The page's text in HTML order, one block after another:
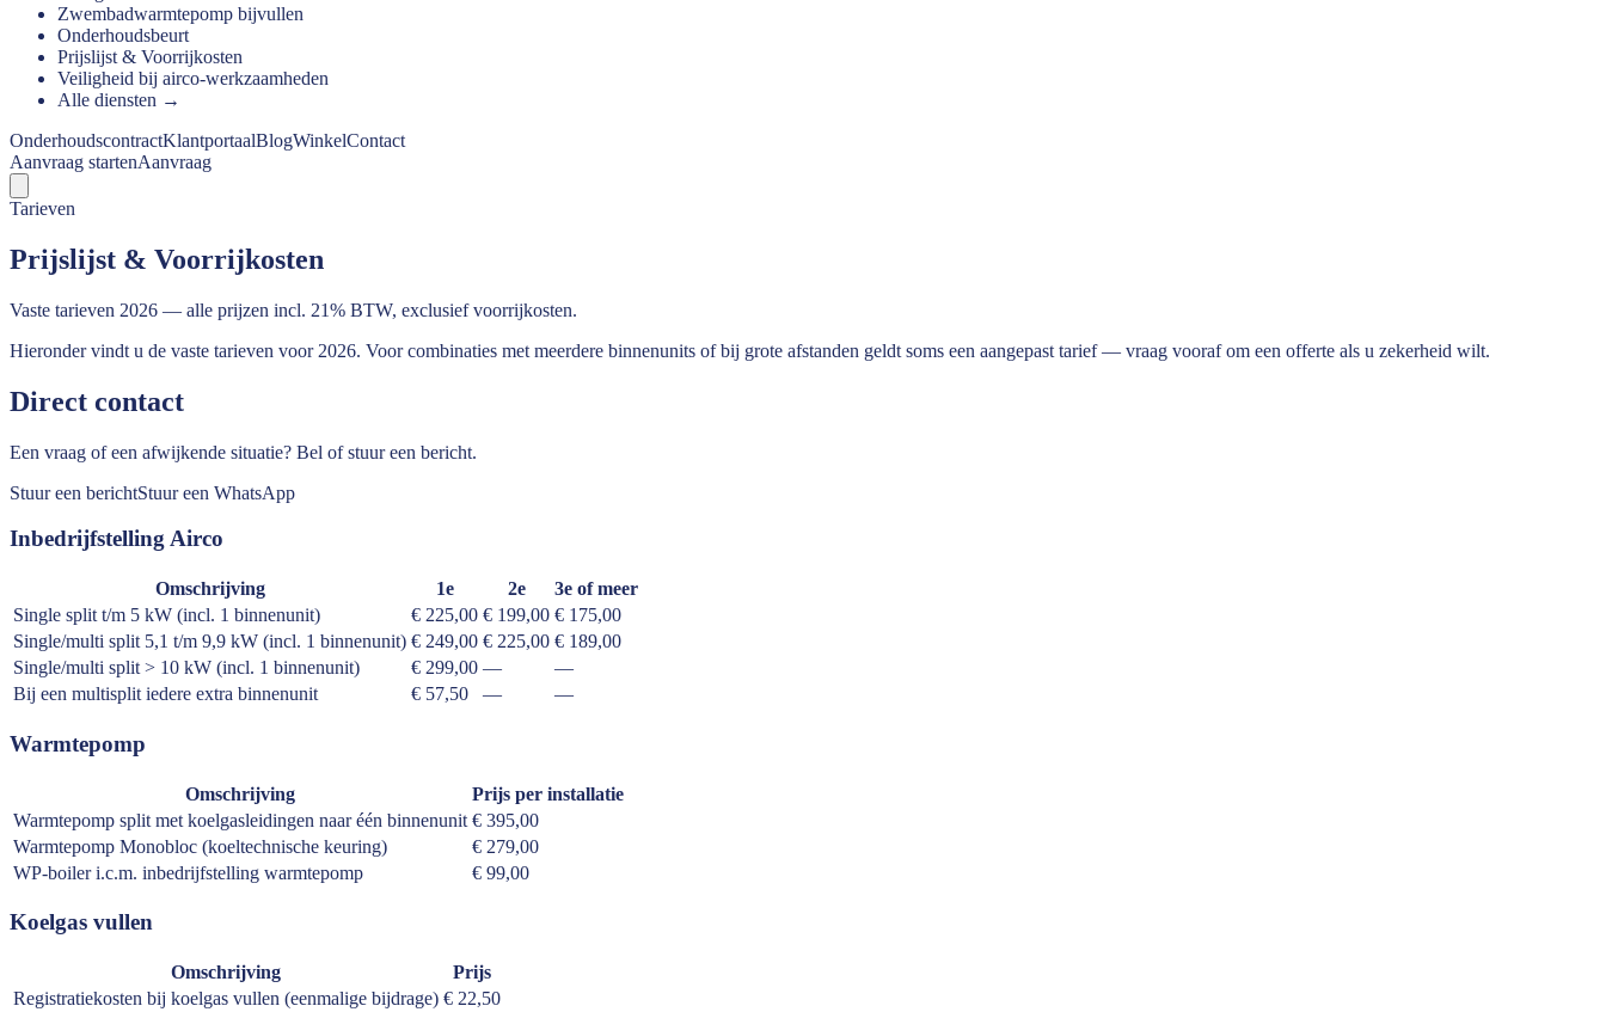
Zwembadwarmtepomp bijvullen
Onderhoudsbeurt
Prijslijst & Voorrijkosten
Veiligheid bij airco-werkzaamheden
Alle diensten →
OnderhoudscontractKlantportaalBlogWinkelContact
Aanvraag startenAanvraag
Tarieven
Prijslijst & Voorrijkosten
Vaste tarieven 2026 — alle prijzen incl. 21% BTW, exclusief voorrijkosten.
Hieronder vindt u de vaste tarieven voor 2026. Voor combinaties met meerdere binnenunits of bij grote afstanden geldt soms een aangepast tarief — vraag vooraf om een offerte als u zekerheid wilt.
Direct contact
Een vraag of een afwijkende situatie? Bel of stuur een bericht.
Stuur een berichtStuur een WhatsApp
Inbedrijfstelling Airco
Omschrijving 1e 2e
3e of meer
Single split t/m 5 kW (incl. 1 binnenunit)
€ 225,00 € 199,00 € 175,00
Single/multi split 5,1 t/m 9,9 kW (incl. 1 binnenunit) € 249,00 € 225,00 € 189,00
Single/multi split > 10 kW (incl. 1 binnenunit)
€ 299,00 —
—
Bij een multisplit iedere extra binnenunit
€ 57,50 — —
Warmtepomp
Omschrijving
Prijs per installatie
Warmtepomp split met koelgasleidingen naar één binnenunit € 395,00
Warmtepomp Monobloc (koeltechnische keuring)
€ 279,00
WP-boiler i.c.m. inbedrijfstelling warmtepomp
€ 99,00
Koelgas vullen
Omschrijving
Prijs
Registratiekosten bij koelgas vullen (eenmalige bijdrage) € 22,50